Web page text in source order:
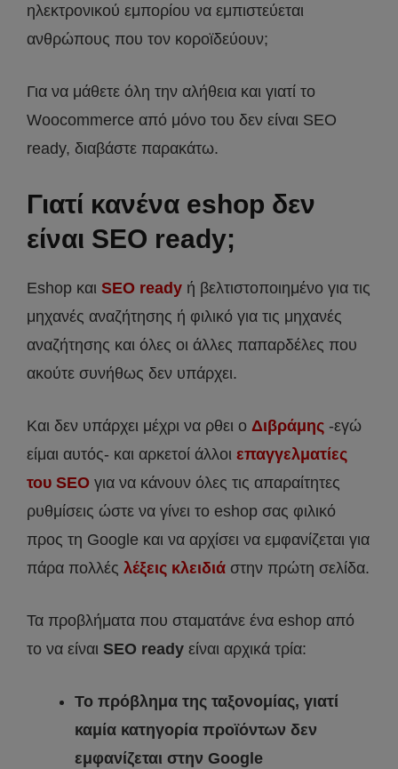
ηλεκτρονικού εμπορίου να εμπιστεύεται
ανθρώπους που τον κοροϊδεύουν;
Για να μάθετε όλη την αλήθεια και γιατί το
Woocommerce από μόνο του δεν είναι SEO
ready, διαβάστε παρακάτω.
Γιατί κανένα eshop δεν
είναι SEO ready;
Eshop και SEO ready ή βελτιστοποιημένο για τις
μηχανές αναζήτησης ή φιλικό για τις μηχανές
αναζήτησης και όλες οι άλλες παπαρδέλες που
ακούτε συνήθως δεν υπάρχει.
Και δεν υπάρχει μέχρι να ρθει ο Διβράμης -εγώ
είμαι αυτός- και αρκετοί άλλοι επαγγελματίες
του SEO για να κάνουν όλες τις απαραίτητες
ρυθμίσεις ώστε να γίνει το eshop σας φιλικό
προς τη Google και να αρχίσει να εμφανίζεται για
πάρα πολλές λέξεις κλειδιά στην πρώτη σελίδα.
Τα προβλήματα που σταματάνε ένα eshop από
το να είναι SEO ready είναι αρχικά τρία:
Το πρόβλημα της ταξονομίας, γιατί
καμία κατηγορία προϊόντων δεν
εμφανίζεται στην Google